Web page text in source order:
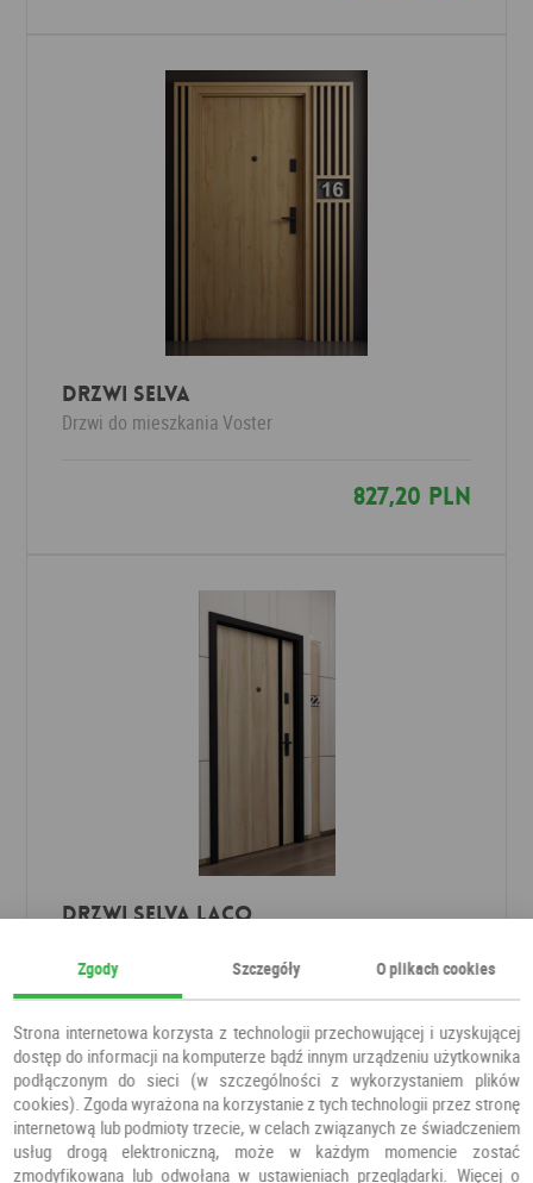
Drzwi SELVA
Drzwi do mieszkania Voster
827,20 PLN
Drzwi SELVA LACO
Zgody Szczegóły O plikach cookies
Strona internetowa korzysta z technologii przechowującej i uzyskującej
dostęp do informacji na komputerze bądź innym urządzeniu użytkownika
podłączonym do sieci (w szczególności z wykorzystaniem plików
cookies). Zgoda wyrażona na korzystanie z tych technologii przez stronę
internetową lub podmioty trzecie, w celach związanych ze świadczeniem
usług drogą elektroniczną, może w każdym momencie zostać
zmodyfikowana lub odwołana w ustawieniach przeglądarki. Więcej o